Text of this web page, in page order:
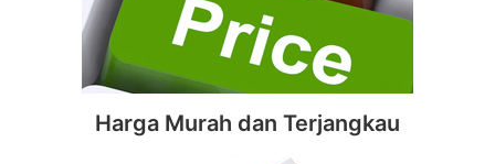
Harga Murah dan Terjangkau